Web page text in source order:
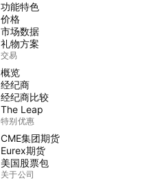
功能特色
价格
市场数据
礼物方案
交易
概览
经纪商
经纪商比较
The Leap
特别优惠
CME集团期货
Eurex期货
美国股票包
关于公司